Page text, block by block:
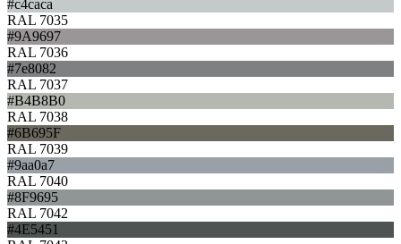
#c4caca
RAL 7035
#9A9697
RAL 7036
#7e8082
RAL 7037
#B4B8B0
RAL 7038
#6B695F
RAL 7039
#9aa0a7
RAL 7040
#8F9695
RAL 7042
#4E5451